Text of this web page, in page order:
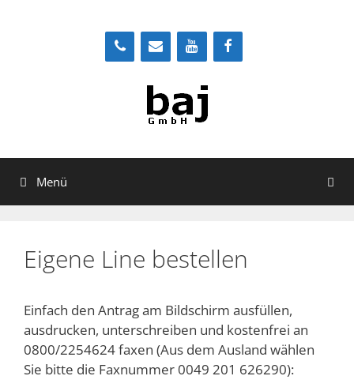
Menü
Eigene Line bestellen
Einfach den Antrag am Bildschirm ausfüllen,
ausdrucken, unterschreiben und kostenfrei an
0800/2254624 faxen (Aus dem Ausland wählen
Sie bitte die Faxnummer 0049 201 626290):